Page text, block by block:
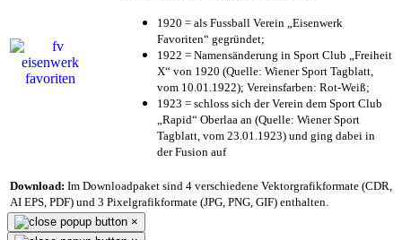
1920 = als Fussball Verein „Eisenwerk
Favoriten“ gegründet;
1922 = Namensänderung in Sport Club „Freiheit
X“ von 1920 (Quelle: Wiener Sport Tagblatt,
vom 10.01.1922); Vereinsfarben: Rot-Weiß;
1923 = schloss sich der Verein dem Sport Club
„Rapid“ Oberlaa an (Quelle: Wiener Sport
Tagblatt, vom 23.01.1923) und ging dabei in
der Fusion auf
Download: Im Downloadpaket sind 4 verschiedene Vektorgrafikformate (CDR,
AI EPS, PDF) und 3 Pixelgrafikformate (JPG, PNG, GIF) enthalten.
×